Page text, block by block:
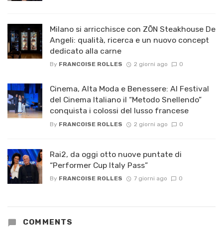
Milano si arricchisce con ZŌN Steakhouse De
Angeli: qualità, ricerca e un nuovo concept
dedicato alla carne
By FRANCOISE ROLLES 2 giorni ago 0
Cinema, Alta Moda e Benessere: Al Festival
del Cinema Italiano il “Metodo Snellendo”
conquista i colossi del lusso francese
By FRANCOISE ROLLES 2 giorni ago 0
Rai2, da oggi otto nuove puntate di
“Performer Cup Italy Pass”
By FRANCOISE ROLLES 7 giorni ago 0
COMMENTS